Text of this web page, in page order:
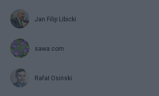
Jan Filip Libicki
sawa.com
Rafał Osiński